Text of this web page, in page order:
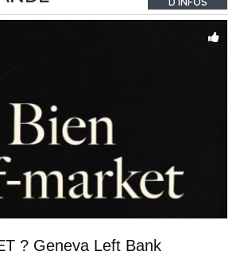
...
D'INFOS
? Geneva Left Bank